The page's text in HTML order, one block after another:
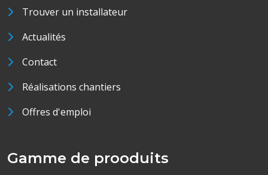
Trouver un installateur
Actualités
Contact
Réalisations chantiers
Offres d'emploi
Gamme de prooduits